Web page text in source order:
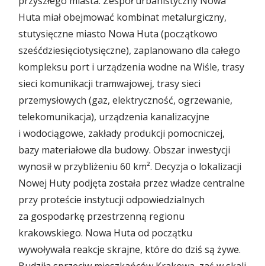
Huta miał obejmować kombinat metalurgiczny,
stutysięczne miasto Nowa Huta (początkowo
sześćdziesięciotysięczne), zaplanowano dla całego
kompleksu port i urządzenia wodne na Wiśle, trasy
sieci komunikacji tramwajowej, trasy sieci
przemysłowych (gaz, elektryczność, ogrzewanie,
telekomunikacja), urządzenia kanalizacyjne
i wodociągowe, zakłady produkcji pomocniczej,
bazy materiałowe dla budowy. Obszar inwestycji
wynosił w przybliżeniu 60 km². Decyzja o lokalizacji
Nowej Huty podjęta została przez władze centralne
przy proteście instytucji odpowiedzialnych
za gospodarkę przestrzenną regionu
krakowskiego. Nowa Huta od początku
wywoływała reakcje skrajne, które do dziś są żywe.